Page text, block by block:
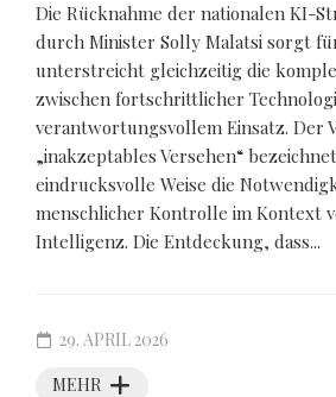
Die Rücknahme der nationalen KI-
durch Minister Solly Malatsi sorgt
unterstreicht gleichzeitig die
zwischen fortschrittlicher
verantwortungsvollem Einsatz. Der
„inakzeptables Versehen“
eindrucksvolle Weise die
menschlicher Kontrolle im Kontext
Intelligenz. Die Entdeckung, dass...
MEHR
29. APRIL 2026